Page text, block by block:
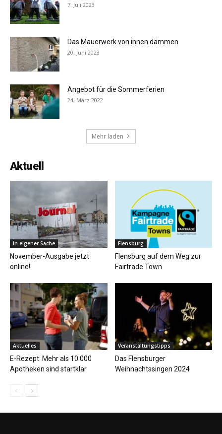
7. Juli 2023
Das Mauerwerk von innen dämmen
20. Juni 2023
Angebot für die Sommerferien
24. März 2022
Mehr laden
Aktuell
In eigener Sache
November-Ausgabe jetzt
online!
Flensburg
Flensburg auf dem Weg zur
Fairtrade Town
Aktuelles
E-Rezept: Mehr als 10.000
Apotheken sind startklar
Veranstaltungstipps
Das Flensburger
Weihnachtssingen 2024